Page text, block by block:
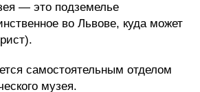
— это подземелье
во Львове, куда может
самостоятельным отделом
музея.